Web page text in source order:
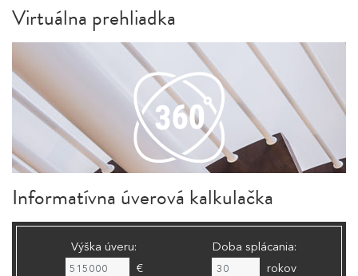
Virtuálna prehliadka
Informatívna úverová kalkulačka
Výška úveru:
€
Doba splácania:
rokov